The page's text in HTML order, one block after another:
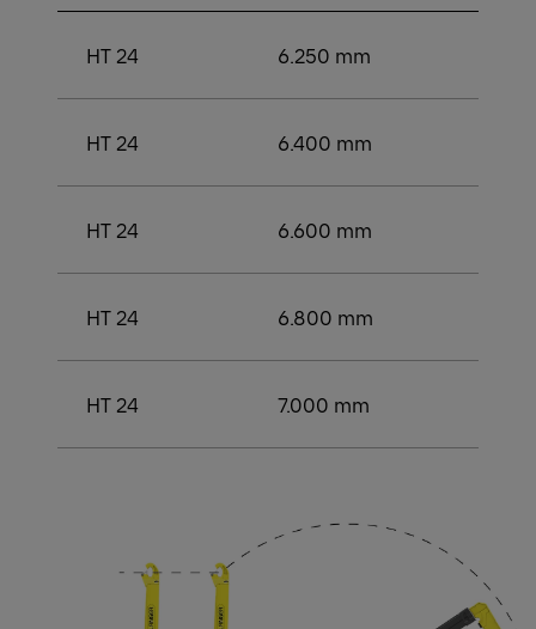
HT 24 6.250 mm
HT 24 6.400 mm
HT 24 6.600 mm
HT 24 6.800 mm
HT 24 7.000 mm